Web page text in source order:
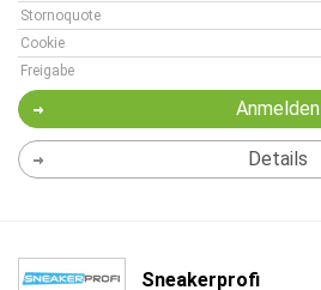
Stornoquote
Cookie
Freigabe
Anmelden
Details
Sneakerprofi